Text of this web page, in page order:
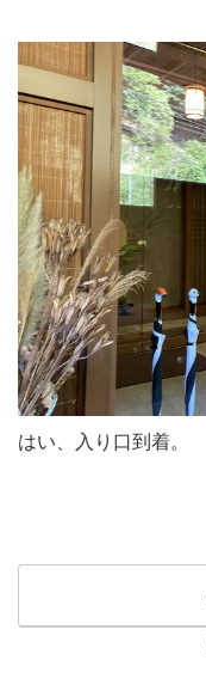
はい、入り口到着。